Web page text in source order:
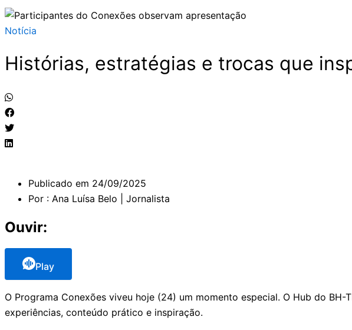
Notícia
Histórias, estratégias e trocas que
Publicado em 24/09/2025
Por : Ana Luísa Belo | Jornalista
Ouvir:
Play
O Programa Conexões viveu hoje (24) um momento especial. O Hub do
experiências, conteúdo prático e inspiração.